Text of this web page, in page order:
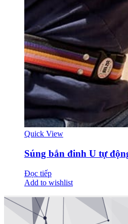
Quick View
Súng bắn đinh U tự
Đọc tiếp
Add to wishlist